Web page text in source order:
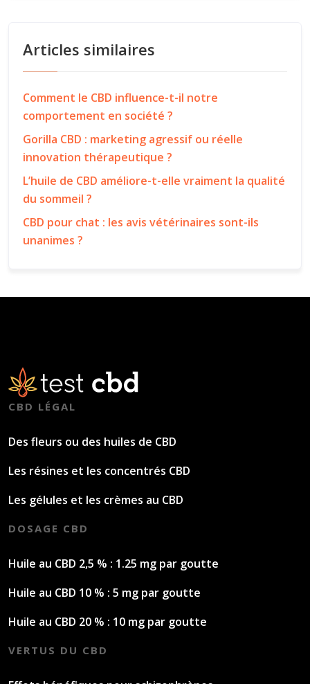
Articles similaires
Comment le CBD influence-t-il notre
comportement en société ?
Gorilla CBD : marketing agressif ou réelle
innovation thérapeutique ?
L’huile de CBD améliore-t-elle vraiment la qualité
du sommeil ?
CBD pour chat : les avis vétérinaires sont-ils
unanimes ?
CBD LÉGAL
Des fleurs ou des huiles de CBD
Les résines et les concentrés CBD
Les gélules et les crèmes au CBD
DOSAGE CBD
Huile au CBD 2,5 % : 1.25 mg par goutte
Huile au CBD 10 % : 5 mg par goutte
Huile au CBD 20 % : 10 mg par goutte
VERTUS DU CBD